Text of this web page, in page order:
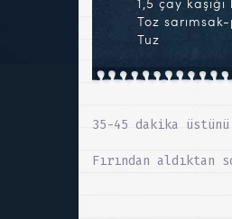
Toz
Tuz
35-45 dakika
Fırından aldıktan